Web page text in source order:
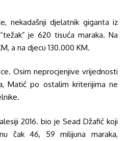
nekadašnji djelatnik giganta iz
je 620 tisuća maraka. Na
a na djecu 130.000 KM.
Osim neprocjenjive vrijednosti
Matić po ostalim kriterijima ne
2016. bio je Sead Džafić koji
čak 46, 59 milijuna maraka,